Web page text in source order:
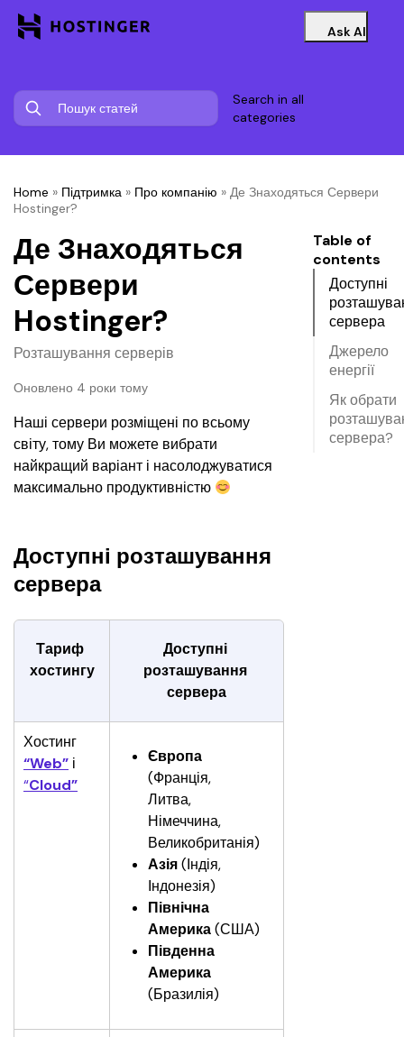
Ask AI
Search in all
categories
Home » Підтримка » Про компанію » Де Знаходяться Сервери
Hostinger?
Де Знаходяться
Сервери
Hostinger?
Розташування серверів
Оновлено 4 роки тому
Наші сервери розміщені по всьому
світу, тому Ви можете вибрати
найкращий варіант і насолоджуватися
максимально продуктивністю
Доступні розташування
сервера
Тариф
хостингу
Доступні
розташування
сервера
Хостинг
“Web” і
“Cloud”
Європа
(Франція,
Литва,
Німеччина,
Великобританія)
Азія (Індія,
Індонезія)
Північна
Америка (США)
Південна
Америка
(Бразилія)
Table of
contents
Доступні
сервера
Джерело
енергії
Як обрати
сервера?